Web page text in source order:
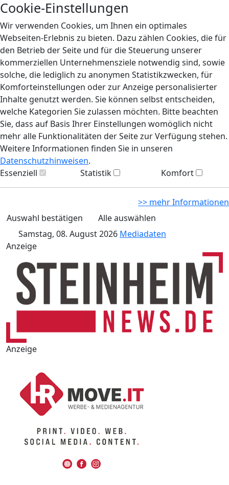
Cookie-Einstellungen
Wir verwenden Cookies, um Ihnen ein optimales
Webseiten-Erlebnis zu bieten. Dazu zählen Cookies, die für
den Betrieb der Seite und für die Steuerung unserer
kommerziellen Unternehmensziele notwendig sind, sowie
solche, die lediglich zu anonymen Statistikzwecken, für
Komforteinstellungen oder zur Anzeige personalisierter
Inhalte genutzt werden. Sie können selbst entscheiden,
welche Kategorien Sie zulassen möchten. Bitte beachten
Sie, dass auf Basis Ihrer Einstellungen womöglich nicht
mehr alle Funktionalitäten der Seite zur Verfügung stehen.
Weitere Informationen finden Sie in unseren
Datenschutzhinweisen.
Essenziell
Statistik Komfort
>> mehr Informationen
Auswahl bestätigen
Alle auswählen
Samstag, 08. August 2026 Mediadaten
Anzeige
Anzeige